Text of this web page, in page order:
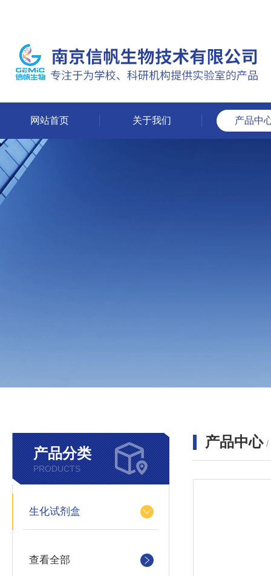
网站首页 关于我们 产品中
产品分类
PRODUCTS
生化试剂盒
查看全部
产品中心 /